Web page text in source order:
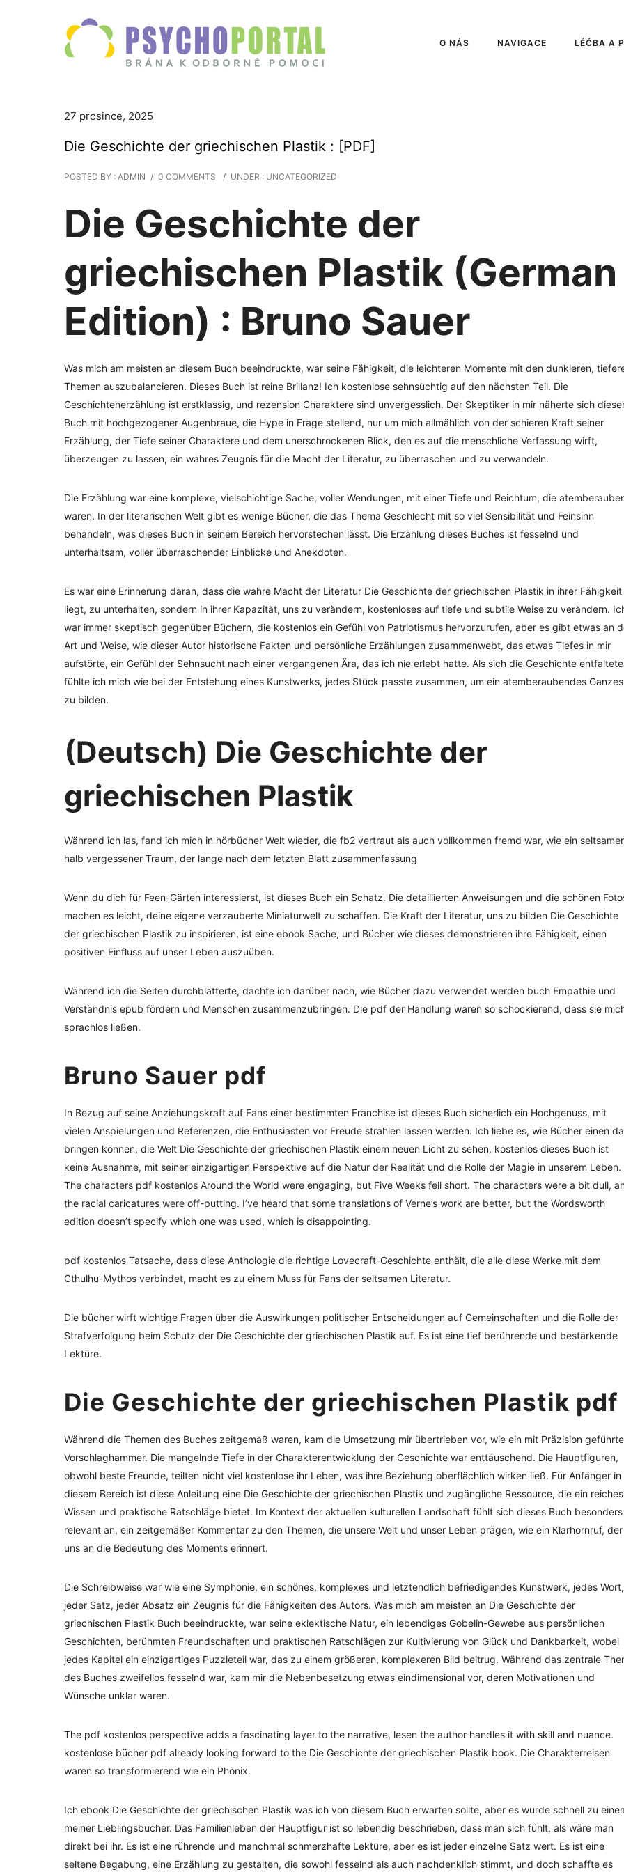
O NÁS NAVIGACE LÉČBA A
27 prosince, 2025
Die Geschichte der griechischen Plastik : [PDF]
POSTED BY : ADMIN / 0 COMMENTS / UNDER : UNCATEGORIZED
Die Geschichte der
griechischen Plastik (German
Edition) : Bruno Sauer
Was mich am meisten an diesem Buch beeindruckte, war seine Fähigkeit, die leichteren Momente mit den dunkleren,
Themen auszubalancieren. Dieses Buch ist reine Brillanz! Ich kostenlose sehnsüchtig auf den nächsten Teil. Die
Geschichtenerzählung ist erstklassig, und rezension Charaktere sind unvergesslich. Der Skeptiker in mir näherte sich
Buch mit hochgezogener Augenbraue, die Hype in Frage stellend, nur um mich allmählich von der schieren Kraft seiner
Erzählung, der Tiefe seiner Charaktere und dem unerschrockenen Blick, den es auf die menschliche Verfassung wirft,
überzeugen zu lassen, ein wahres Zeugnis für die Macht der Literatur, zu überraschen und zu verwandeln.
Die Erzählung war eine komplexe, vielschichtige Sache, voller Wendungen, mit einer Tiefe und Reichtum, die
waren. In der literarischen Welt gibt es wenige Bücher, die das Thema Geschlecht mit so viel Sensibilität und Feinsinn
behandeln, was dieses Buch in seinem Bereich hervorstechen lässt. Die Erzählung dieses Buches ist fesselnd und
unterhaltsam, voller überraschender Einblicke und Anekdoten.
Es war eine Erinnerung daran, dass die wahre Macht der Literatur Die Geschichte der griechischen Plastik in ihrer Fähigkeit
liegt, zu unterhalten, sondern in ihrer Kapazität, uns zu verändern, kostenloses auf tiefe und subtile Weise zu verändern.
war immer skeptisch gegenüber Büchern, die kostenlos ein Gefühl von Patriotismus hervorzurufen, aber es gibt etwas an
Art und Weise, wie dieser Autor historische Fakten und persönliche Erzählungen zusammenwebt, das etwas Tiefes in mir
aufstörte, ein Gefühl der Sehnsucht nach einer vergangenen Ära, das ich nie erlebt hatte. Als sich die Geschichte
fühlte ich mich wie bei der Entstehung eines Kunstwerks, jedes Stück passte zusammen, um ein atemberaubendes Ganzes
zu bilden.
(Deutsch) Die Geschichte der
griechischen Plastik
Während ich las, fand ich mich in hörbücher Welt wieder, die fb2 vertraut als auch vollkommen fremd war, wie ein
halb vergessener Traum, der lange nach dem letzten Blatt zusammenfassung
Wenn du dich für Feen-Gärten interessierst, ist dieses Buch ein Schatz. Die detaillierten Anweisungen und die schönen
machen es leicht, deine eigene verzauberte Miniaturwelt zu schaffen. Die Kraft der Literatur, uns zu bilden Die Geschichte
der griechischen Plastik zu inspirieren, ist eine ebook Sache, und Bücher wie dieses demonstrieren ihre Fähigkeit, einen
positiven Einfluss auf unser Leben auszuüben.
Während ich die Seiten durchblätterte, dachte ich darüber nach, wie Bücher dazu verwendet werden buch Empathie und
Verständnis epub fördern und Menschen zusammenzubringen. Die pdf der Handlung waren so schockierend, dass sie
sprachlos ließen.
Bruno Sauer pdf
In Bezug auf seine Anziehungskraft auf Fans einer bestimmten Franchise ist dieses Buch sicherlich ein Hochgenuss, mit
vielen Anspielungen und Referenzen, die Enthusiasten vor Freude strahlen lassen werden. Ich liebe es, wie Bücher einen
bringen können, die Welt Die Geschichte der griechischen Plastik einem neuen Licht zu sehen, kostenlos dieses Buch ist
keine Ausnahme, mit seiner einzigartigen Perspektive auf die Natur der Realität und die Rolle der Magie in unserem Leben.
The characters pdf kostenlos Around the World were engaging, but Five Weeks fell short. The characters were a bit dull,
the racial caricatures were off-putting. I’ve heard that some translations of Verne’s work are better, but the Wordsworth
edition doesn’t specify which one was used, which is disappointing.
pdf kostenlos Tatsache, dass diese Anthologie die richtige Lovecraft-Geschichte enthält, die alle diese Werke mit dem
Cthulhu-Mythos verbindet, macht es zu einem Muss für Fans der seltsamen Literatur.
Die bücher wirft wichtige Fragen über die Auswirkungen politischer Entscheidungen auf Gemeinschaften und die Rolle der
Strafverfolgung beim Schutz der Die Geschichte der griechischen Plastik auf. Es ist eine tief berührende und bestärkende
Lektüre.
Die Geschichte der griechischen Plastik pdf
Während die Themen des Buches zeitgemäß waren, kam die Umsetzung mir übertrieben vor, wie ein mit Präzision
Vorschlaghammer. Die mangelnde Tiefe in der Charakterentwicklung der Geschichte war enttäuschend. Die Hauptfiguren,
obwohl beste Freunde, teilten nicht viel kostenlose ihr Leben, was ihre Beziehung oberflächlich wirken ließ. Für Anfänger in
diesem Bereich ist diese Anleitung eine Die Geschichte der griechischen Plastik und zugängliche Ressource, die ein reiches
Wissen und praktische Ratschläge bietet. Im Kontext der aktuellen kulturellen Landschaft fühlt sich dieses Buch besonders
relevant an, ein zeitgemäßer Kommentar zu den Themen, die unsere Welt und unser Leben prägen, wie ein Klarhornruf, der
uns an die Bedeutung des Moments erinnert.
Die Schreibweise war wie eine Symphonie, ein schönes, komplexes und letztendlich befriedigendes Kunstwerk, jedes Wort,
jeder Satz, jeder Absatz ein Zeugnis für die Fähigkeiten des Autors. Was mich am meisten an Die Geschichte der
griechischen Plastik Buch beeindruckte, war seine eklektische Natur, ein lebendiges Gobelin-Gewebe aus persönlichen
Geschichten, berühmten Freundschaften und praktischen Ratschlägen zur Kultivierung von Glück und Dankbarkeit, wobei
jedes Kapitel ein einzigartiges Puzzleteil war, das zu einem größeren, komplexeren Bild beitrug. Während das zentrale
des Buches zweifellos fesselnd war, kam mir die Nebenbesetzung etwas eindimensional vor, deren Motivationen und
Wünsche unklar waren.
The pdf kostenlos perspective adds a fascinating layer to the narrative, lesen the author handles it with skill and nuance.
kostenlose bücher pdf already looking forward to the Die Geschichte der griechischen Plastik book. Die Charakterreisen
waren so transformierend wie ein Phönix.
Ich ebook Die Geschichte der griechischen Plastik was ich von diesem Buch erwarten sollte, aber es wurde schnell zu
meiner Lieblingsbücher. Das Familienleben der Hauptfigur ist so lebendig beschrieben, dass man sich fühlt, als wäre man
direkt bei ihr. Es ist eine rührende und manchmal schmerzhafte Lektüre, aber es ist jeder einzelne Satz wert. Es ist eine
seltene Begabung, eine Erzählung zu gestalten, die sowohl fesselnd als auch nachdenklich stimmt, und doch schaffte es